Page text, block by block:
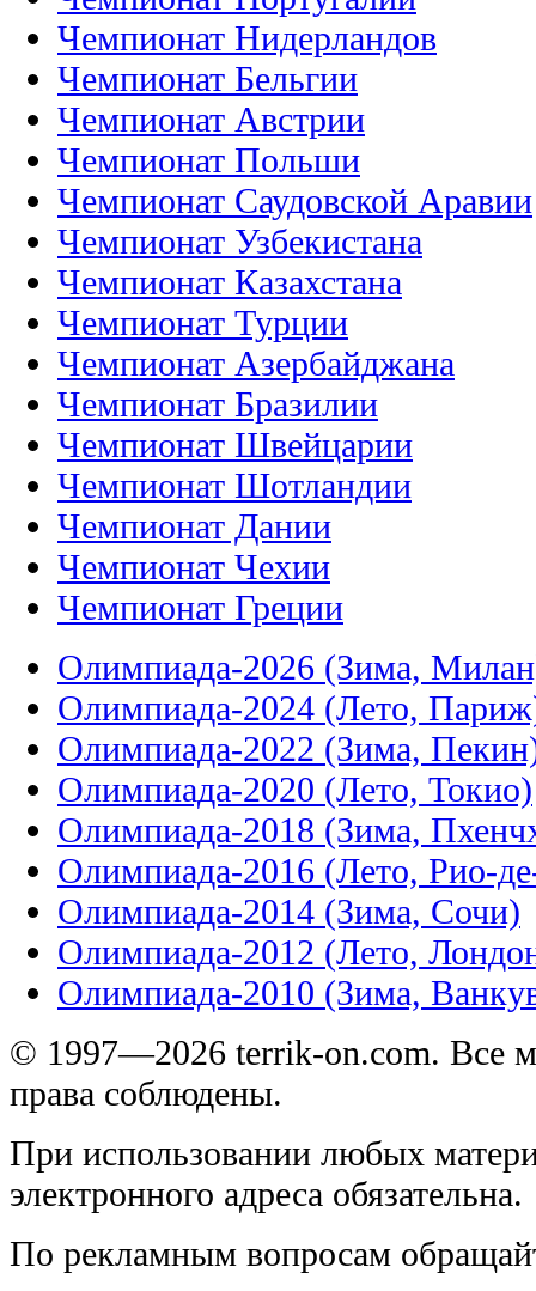
Чемпионат Нидерландов
Чемпионат Бельгии
Чемпионат Австрии
Чемпионат Польши
Чемпионат Саудовской Аравии
Чемпионат Узбекистана
Чемпионат Казахстана
Чемпионат Турции
Чемпионат Азербайджана
Чемпионат Бразилии
Чемпионат Швейцарии
Чемпионат Шотландии
Чемпионат Дании
Чемпионат Чехии
Чемпионат Греции
Олимпиада-2026 (Зима,
Олимпиада-2024 (Лето,
Олимпиада-2022 (Зима,
Олимпиада-2020 (Лето, Токио)
Олимпиада-2018 (Зима,
Олимпиада-2016 (Лето, Рио-
Олимпиада-2014 (Зима, Сочи)
Олимпиада-2012 (Лето,
Олимпиада-2010 (Зима,
© 1997—2026 terrik-on.com. Все
права соблюдены.
При использовании любых
электронного адреса обязательна.
По рекламным вопросам